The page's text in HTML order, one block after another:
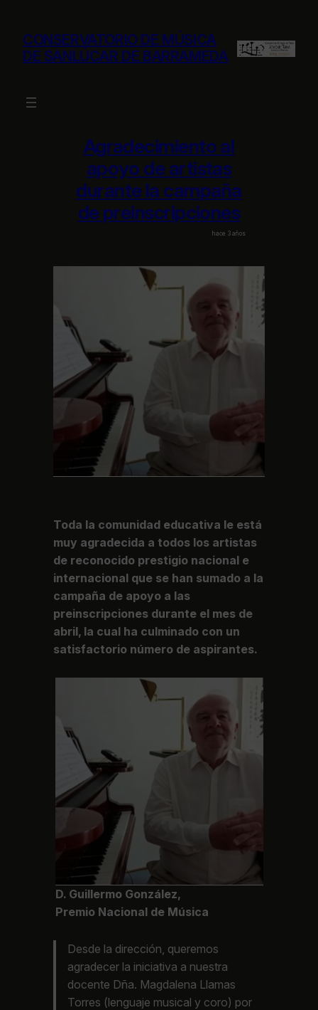
contenido
CONSERVATORIO DE MÚSICA
DE SANLÚCAR DE BARRAMEDA
Agradecimiento al
apoyo de artistas
durante la campaña
de preinscripciones
hace 3 años
Toda la comunidad educativa le está
muy agradecida a todos los artistas
de reconocido prestigio nacional e
internacional que se han sumado a la
campaña de apoyo a las
preinscripciones durante el mes de
abril, la cual ha culminado con un
satisfactorio número de aspirantes.
D. Guillermo González,
Premio Nacional de Música
Desde la dirección, queremos
agradecer la iniciativa a nuestra
docente Dña. Magdalena Llamas
Torres (lenguaje musical y coro) por